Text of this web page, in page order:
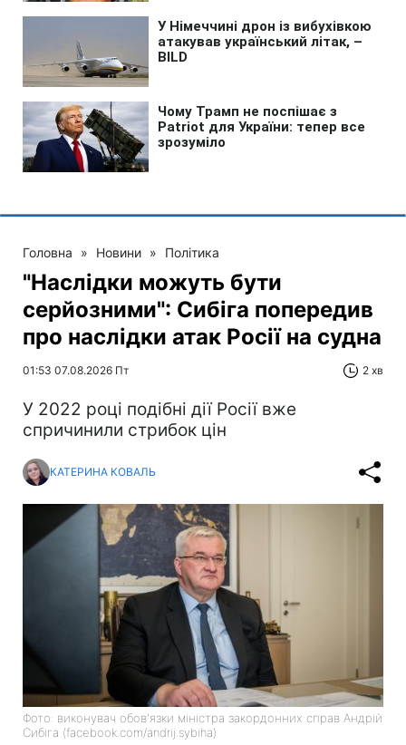
Головна » Новини » Політика
"Наслідки можуть бути
серйозними": Сибіга попередив
про наслідки атак Росії на судна
01:53 07.08.2026 Пт 2 хв
У 2022 році подібні дії Росії вже
спричинили стрибок цін
КАТЕРИНА КОВАЛЬ
Фото: виконувач обов'язки міністра закордонних справ Андрій
Сибіга (facebook.com/andrij.sybiha)